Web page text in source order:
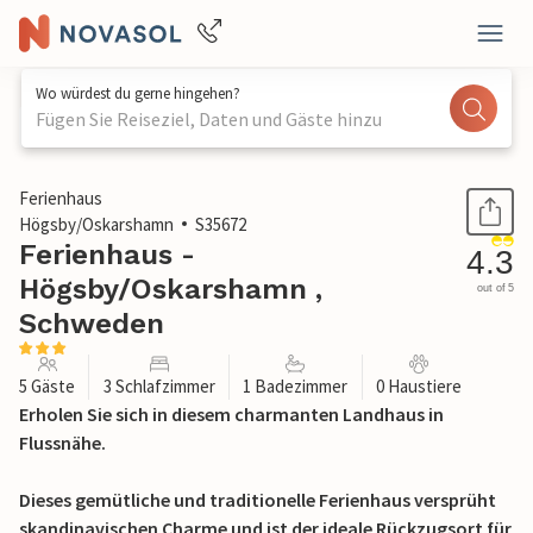
Wo würdest du gerne hingehen?
Fügen Sie Reiseziel, Daten und Gäste hinzu
1 / 18
Ferienhaus
Högsby/Oskarshamn
S35672
Ferienhaus -
Högsby/Oskarshamn ,
Schweden
4.3
out of 5
5 Gäste 3 Schlafzimmer 1 Badezimmer 0 Haustiere
Erholen Sie sich in diesem charmanten Landhaus in
Flussnähe.
Dieses gemütliche und traditionelle Ferienhaus versprüht